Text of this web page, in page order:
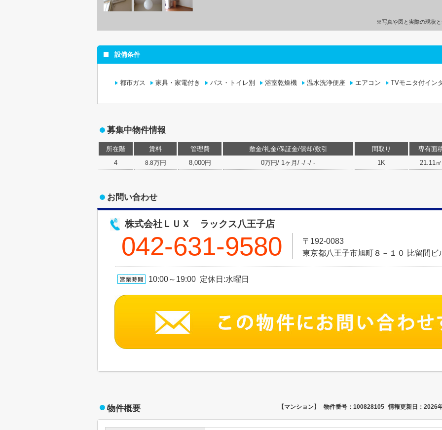
※写真や図と実際の現状
設備条件
都市ガス 家具・家電付き バス・トイレ別 浴室乾燥機 温水洗浄便座 エアコン TVモニタ付イン
募集中物件情報
所在階 賃料 管理費 敷金/礼金/保証金/償却/敷引 間取り
専有面
4
8.8万円 8,000円 0万円/ 1ヶ月/ -/ -/ - 1K 21.11㎡
お問い合わせ
株式会社ＬＵＸ ラックス八王子店
042-631-9580
〒192-0083
東京都八王子市旭町８－１０ 比留間ビ
10:00～19:00 定休日:水曜日
物件概要 【マンション】 物件番号：100828105 情報更新日：2026